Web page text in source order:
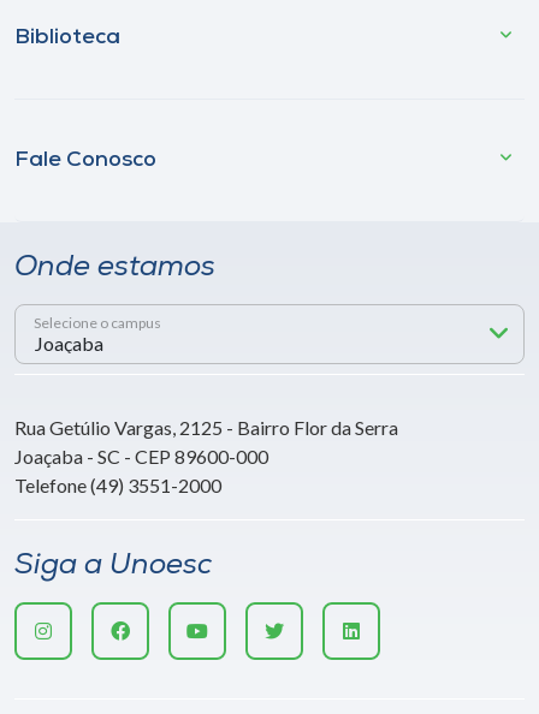
Biblioteca
Fale Conosco
Onde estamos
Selecione o campus
Rua Getúlio Vargas, 2125 - Bairro Flor da Serra
Joaçaba - SC - CEP 89600-000
Telefone (49) 3551-2000
Siga a Unoesc